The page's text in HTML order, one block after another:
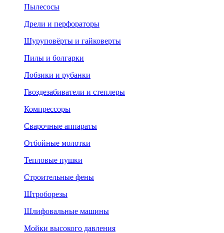
Пылесосы
Дрели и перфораторы
Шуруповёрты и гайковерты
Пилы и болгарки
Лобзики и рубанки
Гвоздезабиватели и степлеры
Компрессоры
Сварочные аппараты
Отбойные молотки
Тепловые пушки
Строительные фены
Штроборезы
Шлифовальные машины
Мойки высокого давления